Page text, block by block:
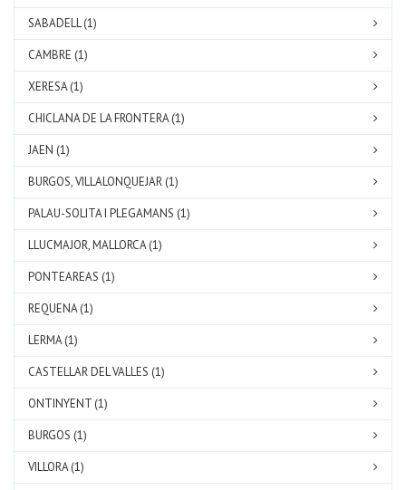
SABADELL (1)
CAMBRE (1)
XERESA (1)
CHICLANA DE LA FRONTERA (1)
JAEN (1)
BURGOS, VILLALONQUEJAR (1)
PALAU-SOLITA I PLEGAMANS (1)
LLUCMAJOR, MALLORCA (1)
PONTEAREAS (1)
REQUENA (1)
LERMA (1)
CASTELLAR DEL VALLES (1)
ONTINYENT (1)
BURGOS (1)
VILLORA (1)